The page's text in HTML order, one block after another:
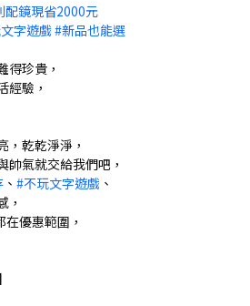
配鏡現省2000元
字遊戲 #新品也能選
得珍貴，
經驗，
，乾乾淨淨，
帥氣就交給我們吧，
、 #不玩文字遊戲 、
，
優惠範圍，